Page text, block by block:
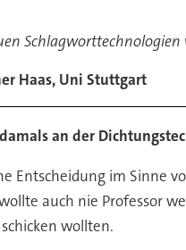
Haas, Uni Stuttgart
an der
Entscheidung im Sinne
auch nie Professor
wollten.